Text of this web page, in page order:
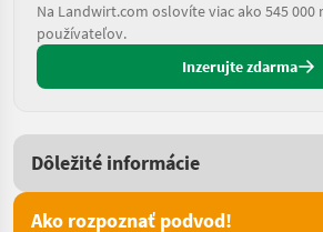
Na Landwirt.com oslovíte viac ako 545 000
používateľov.
Inzerujte zdarma
Dôležité informácie
Ako rozpoznať podvod!